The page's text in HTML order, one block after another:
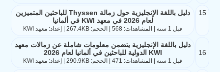
15
دليل باللغة الإنجليزية حول زمالة Thyssen للباحثين المتميزين
لعام 2026 في معهد KWI في ألمانيا
قبل 1 سنة | المشاهدات: 568 | الحجم: 267.4KB | إعداد: معهد KWI
16
دليل باللغة الإنجليزية يتضمن معلومات شاملة عن زمالات معهد
KWI الدولية للباحثين في ألمانيا لعام 2026
قبل 1 سنة | المشاهدات: 471 | الحجم: 290.9KB | إعداد: معهد KWI